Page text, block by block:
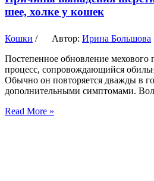
шее, холке у кошек
Кошки / Автор: Ирина Большова
Постепенное обновление мехового
процесс, сопровождающийся
Обычно он повторяется дважды в
дополнительными симптомами.
Read More »